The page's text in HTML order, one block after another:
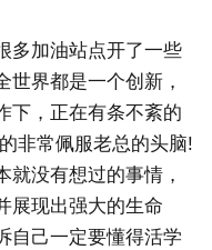
多加油站点开了一些
世界都是一个创新，
下，正在有条不紊的
非常佩服老总的头脑!
就没有想过的事情，
展现出强大的生命
自己一定要懂得活学